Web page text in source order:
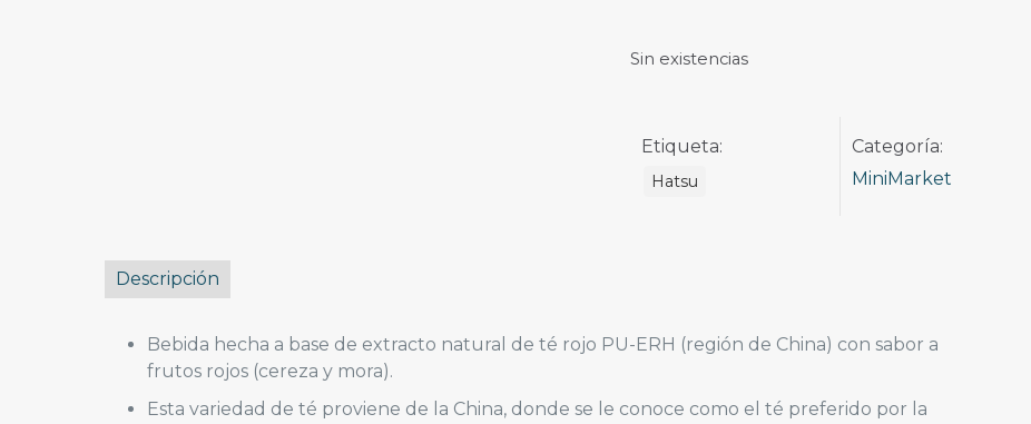
Sin existencias
Etiqueta:
Hatsu
Categoría:
MiniMarket
Descripción
Bebida hecha a base de extracto natural de té rojo PU-ERH (región de China) con sabor a
frutos rojos (cereza y mora).
Esta variedad de té proviene de la China, donde se le conoce como el té preferido por la